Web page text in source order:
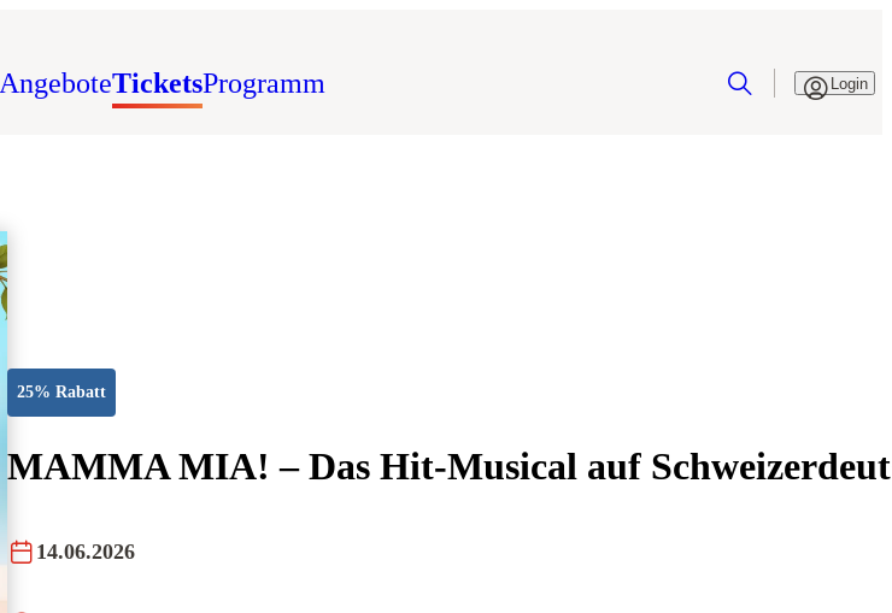
AngeboteTicketsProgramm Login
25% Rabatt
MAMMA MIA! – Das Hit-Musical auf
14.06.2026